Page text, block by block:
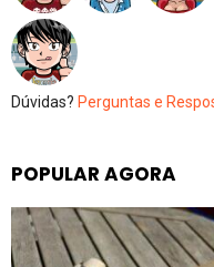
Dúvidas? Perguntas e
POPULAR AGORA